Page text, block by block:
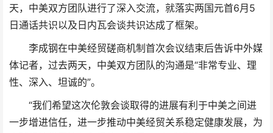
天，中美双方团队进行了深入交流，就落实两国元首6月5
日通话共识以及日内瓦会谈共识达成了框架。
李成钢在中美经贸磋商机制首次会议结束后告诉中外媒
体记者，过去两天，中美双方团队的沟通是“非常专业、理
性、深入、坦诚的”。
“我们希望这次伦敦会谈取得的进展有利于中美之间进
一步增进信任，进一步推动中美经贸关系稳定健康发展，为
共识及日内瓦会谈共识达